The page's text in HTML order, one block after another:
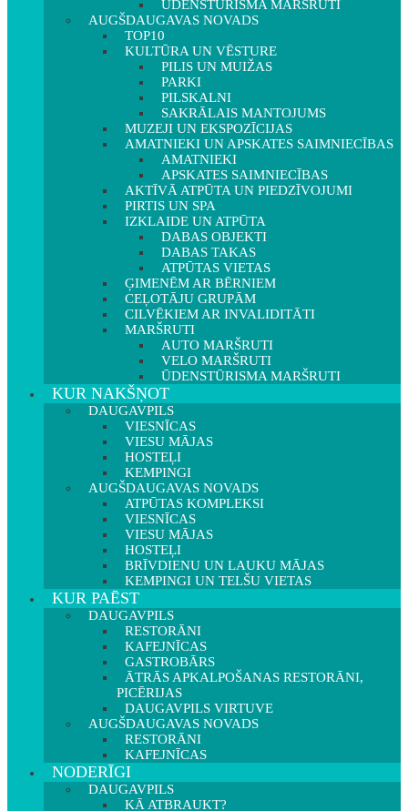
ŪDENSTŪRISMA MARŠRUTI
AUGŠDAUGAVAS NOVADS
TOP10
KULTŪRA UN VĒSTURE
PILIS UN MUIŽAS
PARKI
PILSKALNI
SAKRĀLAIS MANTOJUMS
MUZEJI UN EKSPOZĪCIJAS
AMATNIEKI UN APSKATES SAIMNIECĪBAS
AMATNIEKI
APSKATES SAIMNIECĪBAS
AKTĪVĀ ATPŪTA UN PIEDZĪVOJUMI
PIRTIS UN SPA
IZKLAIDE UN ATPŪTA
DABAS OBJEKTI
DABAS TAKAS
ATPŪTAS VIETAS
ĢIMENĒM AR BĒRNIEM
CEĻOTĀJU GRUPĀM
CILVĒKIEM AR INVALIDITĀTI
MARŠRUTI
AUTO MARŠRUTI
VELO MARŠRUTI
ŪDENSTŪRISMA MARŠRUTI
KUR NAKŠŅOT
DAUGAVPILS
VIESNĪCAS
VIESU MĀJAS
HOSTEĻI
KEMPINGI
AUGŠDAUGAVAS NOVADS
ATPŪTAS KOMPLEKSI
VIESNĪCAS
VIESU MĀJAS
HOSTEĻI
BRĪVDIENU UN LAUKU MĀJAS
KEMPINGI UN TELŠU VIETAS
KUR PAĒST
DAUGAVPILS
RESTORĀNI
KAFEJNĪCAS
GASTROBĀRS
ĀTRĀS APKALPOŠANAS RESTORĀNI,
PICĒRIJAS
DAUGAVPILS VIRTUVE
AUGŠDAUGAVAS NOVADS
RESTORĀNI
KAFEJNĪCAS
NODERĪGI
DAUGAVPILS
KĀ ATBRAUKT?